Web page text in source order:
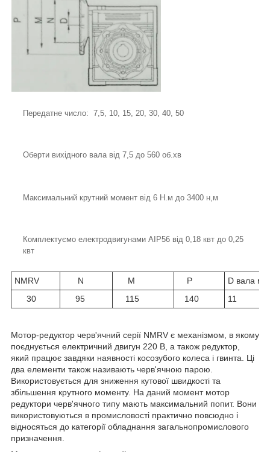
Передатне число: 7,5, 10, 15, 20, 30, 40, 50
Оберти вихідного вала від 7,5 до 560 об.хв
Максимальний крутний момент від 6 Н.м до 3400 н,м
Комплектуємо електродвигунами АІР56 від 0,18 квт до 0,25
квт
NMRV N M P
D вала мм
30
95 115 140 11
Мотор-редуктор черв'ячний серії NMRV є механізмом, в якому
поєднується електричний двигун 220 В, а також редуктор,
який працює завдяки наявності косозубого колеса і гвинта. Ці
два елементи також називають черв'ячною парою.
Використовується для зниження кутової швидкості та
збільшення крутного моменту. На даний момент мотор
редуктори черв'ячного типу мають максимальний попит. Вони
використовуються в промисловості практично повсюдно і
відносяться до категорії обладнання загальнопромислового
призначення.